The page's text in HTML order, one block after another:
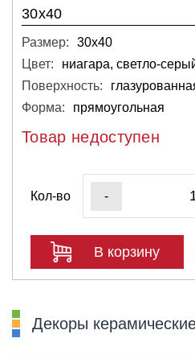
30x40
Размер:
30х40
Цвет:
Поверхность:
Форма:
прямоугольная
Товар недоступен
Кол-во -
В корзину
Декоры